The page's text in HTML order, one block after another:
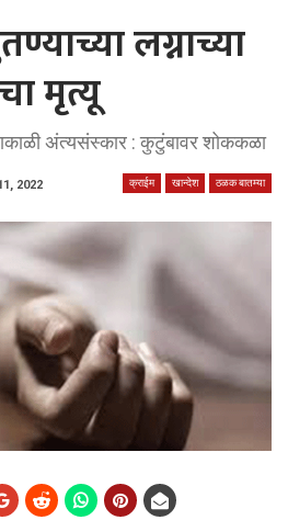
लग्नाच्या
मृत्यू
अंत्यसंस्कार : कुटुंबावर शोककळा
क्राईम खान्देश ठळक बातम्या
2022